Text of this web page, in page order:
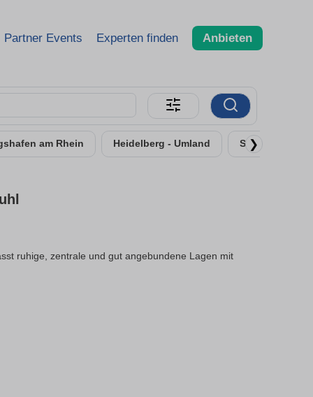
Partner Events Experten finden Anbieten
am Rhein Heidelberg - Umland Speyer
❯
ruhige, zentrale und gut angebundene Lagen mit